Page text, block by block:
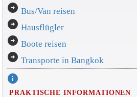
arrow_circle_right Bus/Van reisen
arrow_circle_right Hausflügler
arrow_circle_right Boote reisen
arrow_circle_right Transporte in Bangkok
info
PRAKTISCHE INFORMATIONEN